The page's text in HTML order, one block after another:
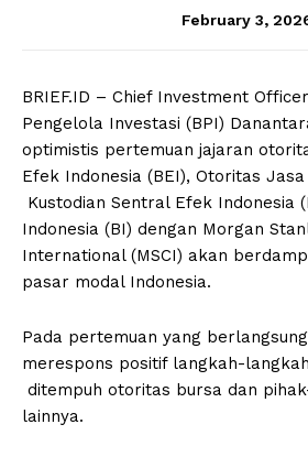
February 3,
BRIEF.ID – Chief Investment
Pengelola Investasi (BPI)
optimistis pertemuan jajaran
Efek Indonesia (BEI), Otoritas Jasa
Kustodian Sentral Efek Indonesia
Indonesia (BI) dengan Morgan
International (MSCI) akan
pasar modal Indonesia.
Pada pertemuan yang
merespons positif langkah-
ditempuh otoritas bursa dan
lainnya.